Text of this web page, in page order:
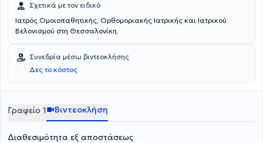
Σχετικά με τον ειδικό
Ιατρός Ομοιοπαθητικής, Ορθομοριακής Ιατρικής και Ιατρικού
Βελονισμού στη Θεσσαλονίκη.
Συνεδρία μέσω βιντεοκλήσης
Δες το κόστος
Γραφείο 1 Βιντεοκλήση
Διαθεσιμότητα εξ αποστάσεως